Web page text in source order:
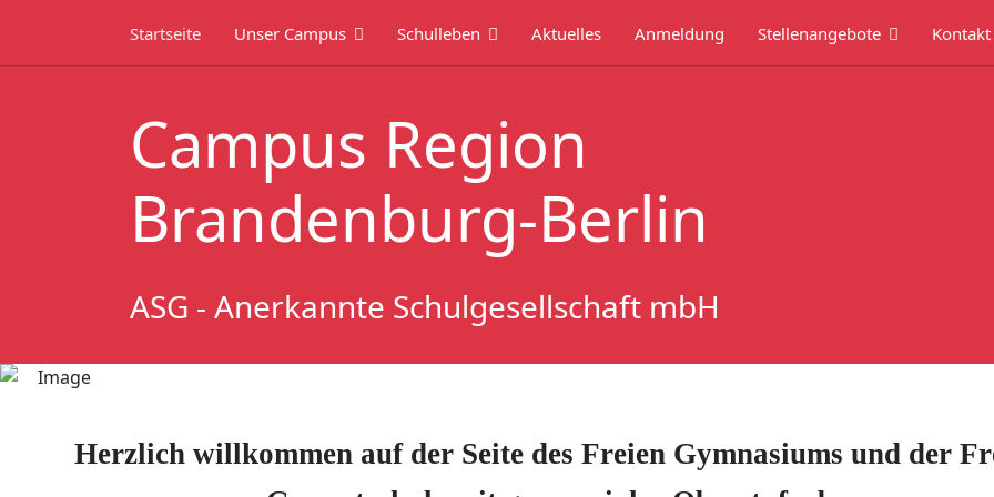
Startseite Unser Campus Schulleben Aktuelles Anmeldung Stellenangebote Kontakt
Campus Region
Brandenburg-Berlin
ASG - Anerkannte Schulgesellschaft mbH
Herzlich willkommen auf der Seite des Freien Gymnasiums und der